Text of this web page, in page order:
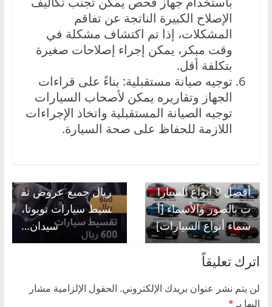
الإصلاح الكبيرة الناتجة عن تفاقم
المشكلات، إذا تم اكتشاف مشكلة في
وقت مبكر، يمكن إجراء إصلاحات صغيرة
بتكلفة أقل.
توجيه صيانة مستقبلية: بناءً على قراءات
الجهاز وتقاريره يمكن لأصحاب السيارات
توجيه الصيانة المستقبلية واتخاذ الإجراءات
اللازمة للحفاظ على صحة السيارة.
أفضل 9 انواع السيارا
ت بالصور والأسماء [أ
سماء أنواع السيارات]
ريال جميع عروض تق
سيط سيارات تويوتا،
سيدان…
اترك تعليقاً
لن يتم نشر عنوان بريدك الإلكتروني. الحقول الإلزامية مشار
إليها بـ*